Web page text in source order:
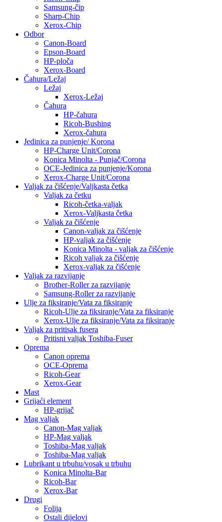
Samsung-čip
Sharp-Chip
Xerox-Chip
Odbor
Canon-Board
Epson-Board
HP-ploča
Xerox-Board
Čahura/Ležaj
Ležaj
Xerox-Ležaj
Čahura
HP-čahura
Ricoh-Bushing
Xerox-čahura
Jedinica za punjenje/ Korona
HP-Charge Unit/Corona
Konica Minolta - Punjač/Corona
OCE-Jedinica za punjenje/Korona
Xerox-Charge Unit/Corona
Valjak za čišćenje/Valjkasta četka
Valjak za četku
Ricoh-četka-valjak
Xerox-Valjkasta četka
Valjak za čišćenje
Canon-valjak za čišćenje
HP-valjak za čišćenje
Konica Minolta - valjak za čišćenje
Ricoh valjak za čišćenje
Xerox-valjak za čišćenje
Valjak za razvijanje
Brother-Roller za razvijanje
Samsung-Roller za razvijanje
Ulje za fiksiranje/Vata za fiksiranje
Ricoh-Ulje za fiksiranje/Vata za fiksiranje
Xerox-Ulje za fiksiranje/Vata za fiksiranje
Valjak za pritisak fusera
Pritisni valjak Toshiba-Fuser
Oprema
Canon oprema
OCE-Oprema
Ricoh-Gear
Xerox-Gear
Mast
Grijaći element
HP-grijač
Mag valjak
Canon-Mag valjak
HP-Mag valjak
Toshiba-Mag valjak
Toshiba-Mag valjak
Lubrikant u trbuhu/vosak u trbuhu
Konica Minolta-Bar
Ricoh-Bar
Xerox-Bar
Drugi
Folija
Ostali dijelovi